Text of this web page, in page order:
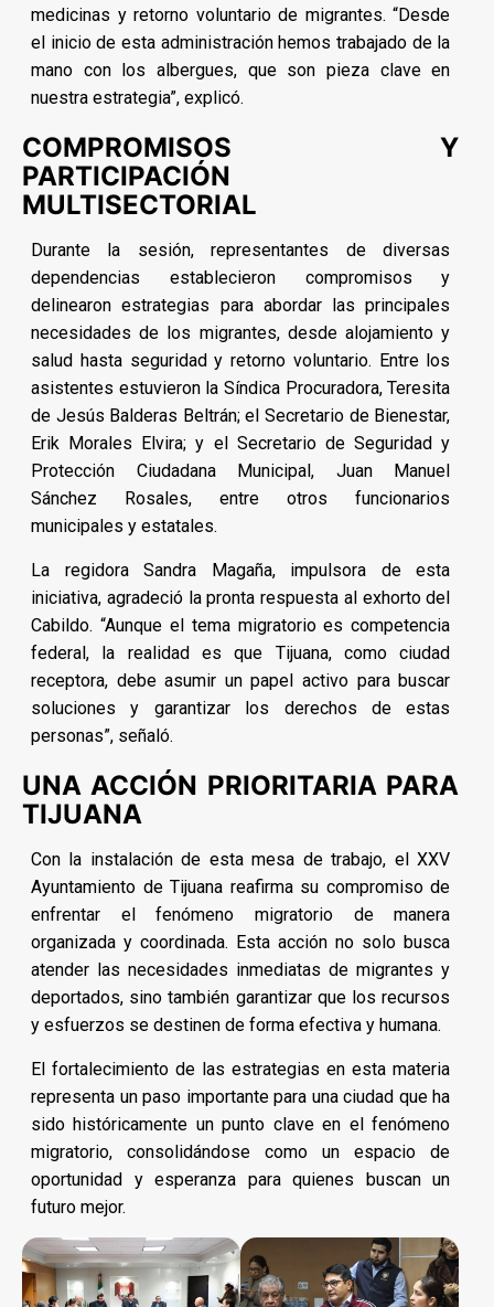
medicinas y retorno voluntario de migrantes. “Desde
el inicio de esta administración hemos trabajado de la
mano con los albergues, que son pieza clave en
nuestra estrategia”, explicó.
COMPROMISOS Y
PARTICIPACIÓN
MULTISECTORIAL
Durante la sesión, representantes de diversas
dependencias establecieron compromisos y
delinearon estrategias para abordar las principales
necesidades de los migrantes, desde alojamiento y
salud hasta seguridad y retorno voluntario. Entre los
asistentes estuvieron la Síndica Procuradora, Teresita
de Jesús Balderas Beltrán; el Secretario de Bienestar,
Erik Morales Elvira; y el Secretario de Seguridad y
Protección Ciudadana Municipal, Juan Manuel
Sánchez Rosales, entre otros funcionarios
municipales y estatales.
La regidora Sandra Magaña, impulsora de esta
iniciativa, agradeció la pronta respuesta al exhorto del
Cabildo. “Aunque el tema migratorio es competencia
federal, la realidad es que Tijuana, como ciudad
receptora, debe asumir un papel activo para buscar
soluciones y garantizar los derechos de estas
personas”, señaló.
UNA ACCIÓN PRIORITARIA PARA
TIJUANA
Con la instalación de esta mesa de trabajo, el XXV
Ayuntamiento de Tijuana reafirma su compromiso de
enfrentar el fenómeno migratorio de manera
organizada y coordinada. Esta acción no solo busca
atender las necesidades inmediatas de migrantes y
deportados, sino también garantizar que los recursos
y esfuerzos se destinen de forma efectiva y humana.
El fortalecimiento de las estrategias en esta materia
representa un paso importante para una ciudad que ha
sido históricamente un punto clave en el fenómeno
migratorio, consolidándose como un espacio de
oportunidad y esperanza para quienes buscan un
futuro mejor.